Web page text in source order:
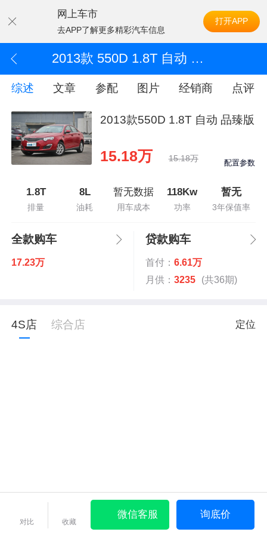
网上车市
去APP了解更多精彩汽车信息
打开APP
2013款 550D 1.8T 自动 品臻版
综述 文章 参配 图片 经销商 点评
2013款550D 1.8T 自动 品臻版
15.18万 15.18万 配置参数
1.8T
排量
8L
油耗
暂无数据
用车成本
118Kw
功率
暂无
3年保值率
全款购车
17.23万
贷款购车
首付： 6.61万
月供： 3235 (共36期)
4S店 综合店 定位
对比 收藏
微信客服 询底价